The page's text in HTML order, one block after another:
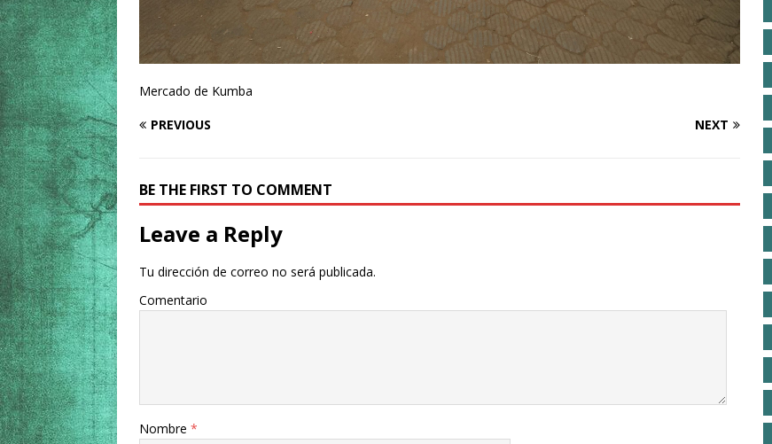
Mercado de Kumba
PREVIOUS
NEXT
BE THE FIRST TO COMMENT
Leave a Reply
Tu dirección de correo no será publicada.
Comentario
Nombre *